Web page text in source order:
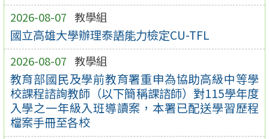
2026-08-07 教學組
國立高雄大學辦理泰語能力檢定CU-TFL
2026-08-07 教學組
教育部國民及學前教育署重申為協助高級中等學
校課程諮詢教師（以下簡稱課諮師）對115學年度
入學之一年級入班導讀案，本署已配送學習歷程
檔案手冊至各校